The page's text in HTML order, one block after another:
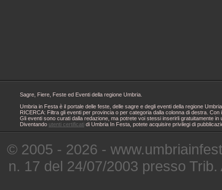
Sagre, Fiere, Feste ed Eventi della regione Umbria.
Umbria in Festa è il portale delle feste, delle sagre e degli eventi della regione
RICERCA: Filtra gli eventi per provincia o per categoria dalla colonna di destra.
Gli eventi sono curati dalla redazione, ma potrete voi stessi inserirli gratuitamente
Diventando utenti certificati di Umbria In Festa, potete acquisire privilegi di
© 2005 - 2026 -
n. 17 del 24/07/2003 presso